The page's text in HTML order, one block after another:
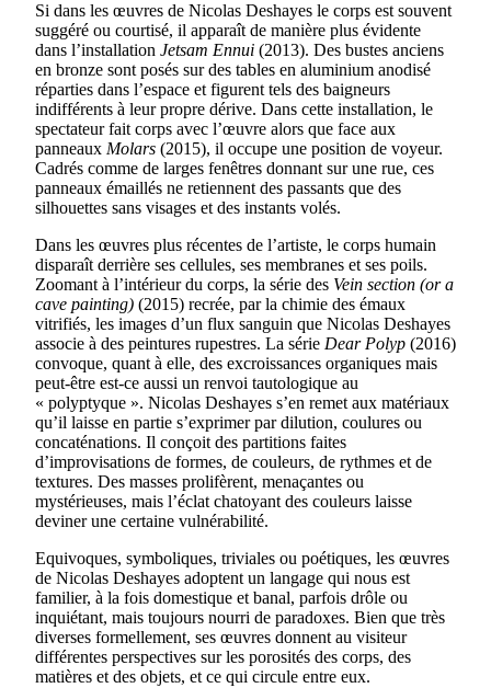
Si dans les œuvres de Nicolas Deshayes le corps est souvent
suggéré ou courtisé, il apparaît de manière plus évidente
dans l’installation Jetsam Ennui (2013). Des bustes anciens
en bronze sont posés sur des tables en aluminium anodisé
réparties dans l’espace et figurent tels des baigneurs
indifférents à leur propre dérive. Dans cette installation, le
spectateur fait corps avec l’œuvre alors que face aux
panneaux Molars (2015), il occupe une position de voyeur.
Cadrés comme de larges fenêtres donnant sur une rue, ces
panneaux émaillés ne retiennent des passants que des
silhouettes sans visages et des instants volés.
Dans les œuvres plus récentes de l’artiste, le corps humain
disparaît derrière ses cellules, ses membranes et ses poils.
Zoomant à l’intérieur du corps, la série des Vein section (or a
cave painting) (2015) recrée, par la chimie des émaux
vitrifiés, les images d’un flux sanguin que Nicolas Deshayes
associe à des peintures rupestres. La série Dear Polyp (2016)
convoque, quant à elle, des excroissances organiques mais
peut-être est-ce aussi un renvoi tautologique au
« polyptyque ». Nicolas Deshayes s’en remet aux matériaux
qu’il laisse en partie s’exprimer par dilution, coulures ou
concaténations. Il conçoit des partitions faites
d’improvisations de formes, de couleurs, de rythmes et de
textures. Des masses prolifèrent, menaçantes ou
mystérieuses, mais l’éclat chatoyant des couleurs laisse
deviner une certaine vulnérabilité.
Equivoques, symboliques, triviales ou poétiques, les œuvres
de Nicolas Deshayes adoptent un langage qui nous est
familier, à la fois domestique et banal, parfois drôle ou
inquiétant, mais toujours nourri de paradoxes. Bien que très
diverses formellement, ses œuvres donnent au visiteur
différentes perspectives sur les porosités des corps, des
matières et des objets, et ce qui circule entre eux.